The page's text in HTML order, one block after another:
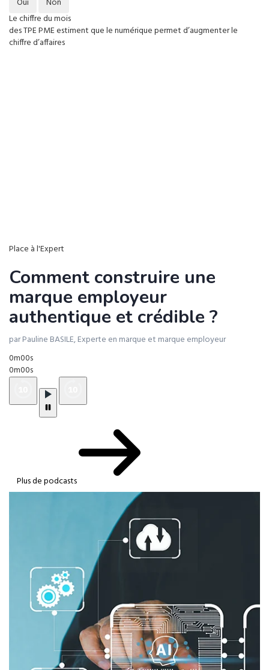
Le chiffre du mois
des TPE PME estiment que le numérique permet d’augmenter le
chiffre d’affaires
Place à l'Expert
Comment construire une
marque employeur
authentique et crédible ?
par Pauline BASILE, Experte en marque et marque employeur
0m00s
0m00s
Plus de podcasts